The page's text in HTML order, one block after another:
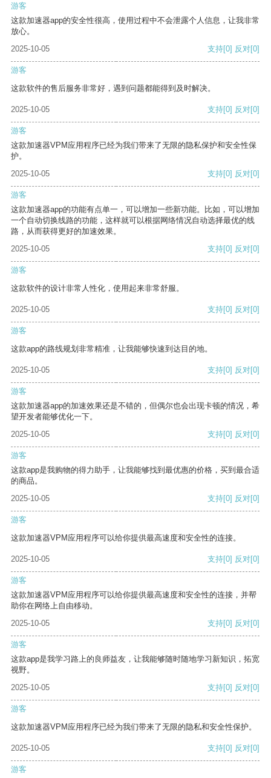
游客
这款加速器app的安全性很高，使用过程中不会泄露个人信息，让我非常
放心。
2025-10-05
支持[0] 反对[0]
游客
这款软件的售后服务非常好，遇到问题都能得到及时解决。
2025-10-05 支持[0] 反对[0]
游客
这款加速器VPM应用程序已经为我们带来了无限的隐私保护和安全性保
护。
2025-10-05
支持[0] 反对[0]
游客
这款加速器app的功能有点单一，可以增加一些新功能。比如，可以增加
一个自动切换线路的功能，这样就可以根据网络情况自动选择最优的线
路，从而获得更好的加速效果。
2025-10-05
支持[0] 反对[0]
游客
这款软件的设计非常人性化，使用起来非常舒服。
2025-10-05 支持[0] 反对[0]
游客
这款app的路线规划非常精准，让我能够快速到达目的地。
2025-10-05 支持[0] 反对[0]
游客
这款加速器app的加速效果还是不错的，但偶尔也会出现卡顿的情况，希
望开发者能够优化一下。
2025-10-05
支持[0] 反对[0]
游客
这款app是我购物的得力助手，让我能够找到最优惠的价格，买到最合适
的商品。
2025-10-05
支持[0] 反对[0]
游客
这款加速器VPM应用程序可以给你提供最高速度和安全性的连接。
2025-10-05 支持[0] 反对[0]
游客
这款加速器VPM应用程序可以给你提供最高速度和安全性的连接，并帮
助你在网络上自由移动。
2025-10-05
支持[0] 反对[0]
游客
这款app是我学习路上的良师益友，让我能够随时随地学习新知识，拓宽
视野。
2025-10-05
支持[0] 反对[0]
游客
这款加速器VPM应用程序已经为我们带来了无限的隐私和安全性保护。
2025-10-05 支持[0] 反对[0]
游客